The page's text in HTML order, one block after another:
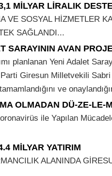
MİLYAR LİRALIK
VE SOSYAL HİZMETLER
SAĞLANDI...
SARAYININ AVAN
planlanan Yeni Adalet
Giresun Milletvekili
ve
OLMADAN DÜ-ZE-LE-
ile Yapılan
MİLYAR YATIRIM
ALANINDA